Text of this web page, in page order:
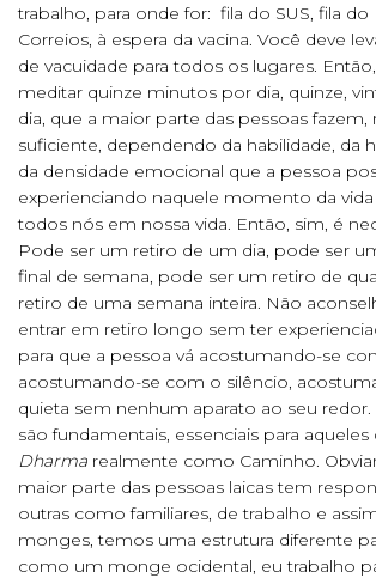
trabalho, para onde for: fila do SUS, fila do
Correios, à espera da vacina. Você deve
de vacuidade para todos os lugares. Então,
meditar quinze minutos por dia, quinze,
dia, que a maior parte das pessoas fazem,
suficiente, dependendo da habilidade, da
da densidade emocional que a pessoa
experienciando naquele momento da
todos nós em nossa vida. Então, sim, é
Pode ser um retiro de um dia, pode ser
final de semana, pode ser um retiro de
retiro de uma semana inteira. Não
entrar em retiro longo sem ter
para que a pessoa vá acostumando-se
acostumando-se com o silêncio,
quieta sem nenhum aparato ao seu
são fundamentais, essenciais para
Dharma realmente como Caminho.
maior parte das pessoas laicas tem
outras como familiares, de trabalho e
monges, temos uma estrutura diferente
como um monge ocidental, eu trabalho